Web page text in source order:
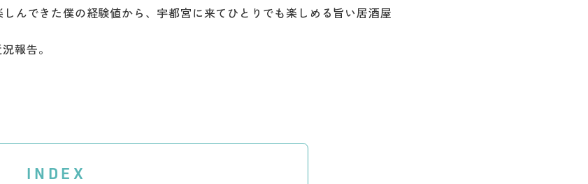
んできた僕の経験値から、宇都宮に来てひとりでも楽しめる旨い居酒屋
報告。
INDEX